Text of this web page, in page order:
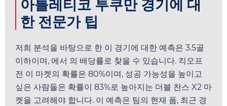
아틀레티코 투쿠만 경기에 대
한 전문가 팁
저희 분석을 바탕으로 한 이 경기에 대한 예측은 3.5골
이하이며, 에서 의 배당률로 찾을 수 있습니다. 킥오프
전 이 마켓의 확률은 80%이며, 성공 가능성을 높이고
싶은 사람들은 확률이 83%로 높아지는 더블 찬스 X2 마
켓을 고려해야 합니다. 이 예측은 팀의 현재 폼, 최근 경